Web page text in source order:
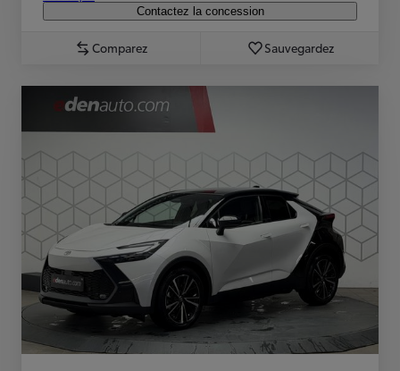
Contactez la concession
Comparez Sauvegardez